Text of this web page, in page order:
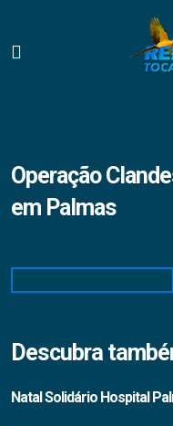
Operação
em Palmas
Descubra
Natal Solidário Hospital